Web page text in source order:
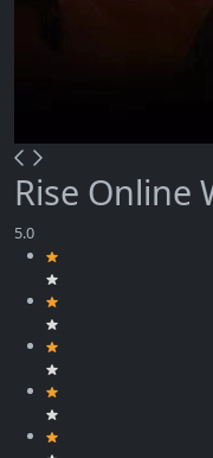
Rise Online